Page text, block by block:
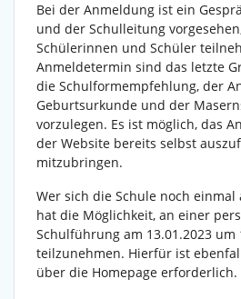
Bei der Anmeldung ist ein
und der Schulleitung
Schülerinnen und Schüler
Anmeldetermin sind das letzte
die Schulformempfehlung, der
Geburtsurkunde und der
vorzulegen. Es ist möglich, das
der Website bereits selbst
mitzubringen.
Wer sich die Schule noch einmal
hat die Möglichkeit, an einer
Schulführung am 13.01.2023 um
teilzunehmen. Hierfür ist
über die Homepage erforderlich.